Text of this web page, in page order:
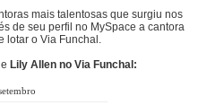
mais talentosas que surgiu nos
de seu perfil no MySpace a cantora
lotar o Via Funchal.
Lily Allen no Via Funchal: